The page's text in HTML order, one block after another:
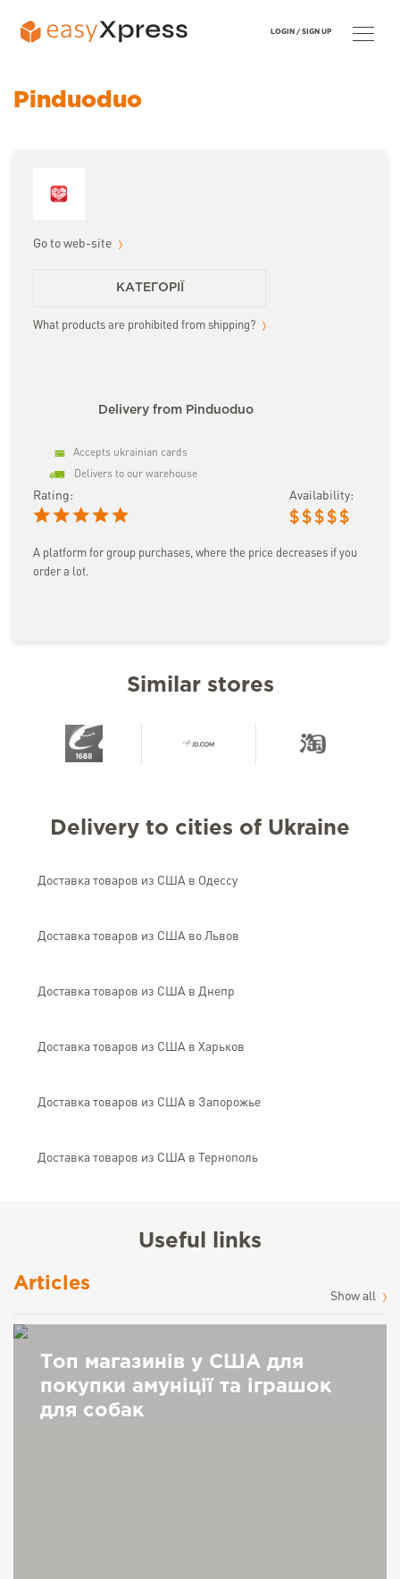
Pinduoduo
Go to web-site
КАТЕГОРІЇ
What products are prohibited from shipping?
Delivery from Pinduoduo
Accepts ukrainian cards
Delivers to our warehouse
Rating: Availability:
$ $ $ $ $
A platform for group purchases, where the price decreases if you
order a lot.
Similar stores
Delivery to cities of Ukraine
Доставка товаров из США в Одессу
Доставка товаров из США во Львов
Доставка товаров из США в Днепр
Доставка товаров из США в Харьков
Доставка товаров из США в Запорожье
Доставка товаров из США в Тернополь
Useful links
Articles
Show all
Топ магазинів у США для
покупки амуніції та іграшок
для собак
LOGIN / SIGN UP